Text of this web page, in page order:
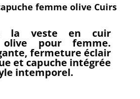
femme olive Cuirs
la veste en cuir
olive pour femme.
fermeture éclair
et capuche intégrée
intemporel.